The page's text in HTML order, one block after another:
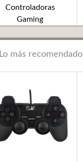
Controladoras
Gaming
Lo más recomendado